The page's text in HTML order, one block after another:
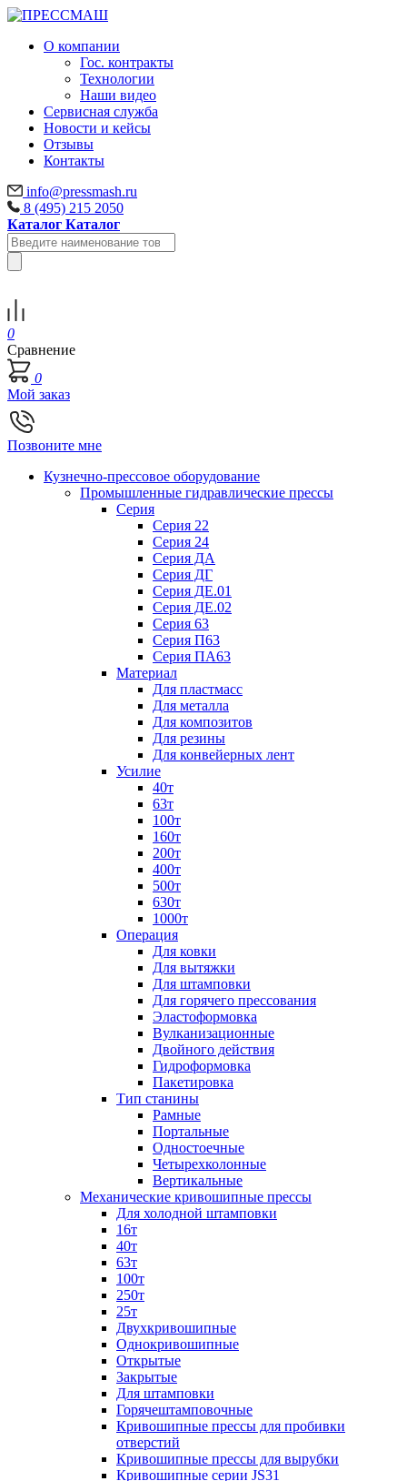
О компании
Гос. контракты
Технологии
Наши видео
Сервисная служба
Новости и кейсы
Отзывы
Контакты
info@pressmash.ru
8 (495) 215 2050
Каталог Каталог
0
Сравнение
0
Мой заказ
Позвоните мне
Кузнечно-прессовое оборудование
Промышленные гидравлические прессы
Серия
Серия 22
Серия 24
Серия ДА
Серия ДГ
Серия ДЕ.01
Серия ДЕ.02
Серия 63
Серия П63
Серия ПА63
Материал
Для пластмасс
Для металла
Для композитов
Для резины
Для конвейерных лент
Усилие
40т
63т
100т
160т
200т
400т
500т
630т
1000т
Операция
Для ковки
Для вытяжки
Для штамповки
Для горячего прессования
Эластоформовка
Вулканизационные
Двойного действия
Гидроформовка
Пакетировка
Тип станины
Рамные
Портальные
Одностоечные
Четырехколонные
Вертикальные
Механические кривошипные прессы
Для холодной штамповки
16т
40т
63т
100т
250т
25т
Двухкривошипные
Однокривошипные
Открытые
Закрытые
Для штамповки
Горячештамповочные
Кривошипные прессы для пробивки
отверстий
Кривошипные прессы для вырубки
Кривошипные серии JS31